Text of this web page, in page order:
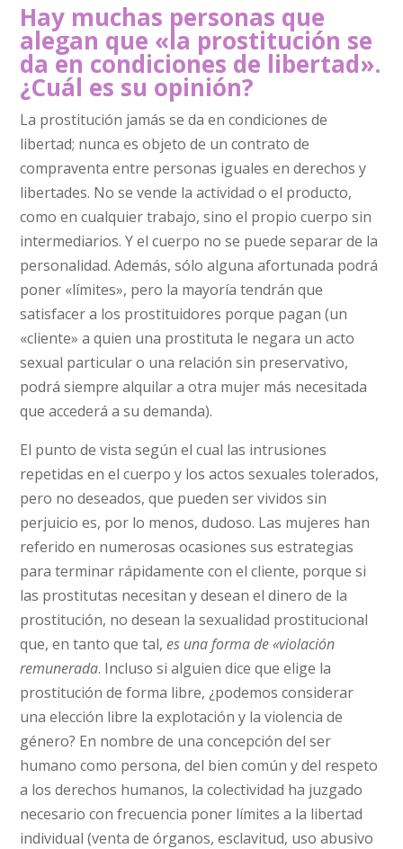
Hay muchas personas que
alegan que «la prostitución se
da en condiciones de libertad».
¿Cuál es su opinión?
La prostitución jamás se da en condiciones de
libertad; nunca es objeto de un contrato de
compraventa entre personas iguales en derechos y
libertades. No se vende la actividad o el producto,
como en cualquier trabajo, sino el propio cuerpo sin
intermediarios. Y el cuerpo no se puede separar de la
personalidad. Además, sólo alguna afortunada podrá
poner «límites», pero la mayoría tendrán que
satisfacer a los prostituidores porque pagan (un
«cliente» a quien una prostituta le negara un acto
sexual particular o una relación sin preservativo,
podrá siempre alquilar a otra mujer más necesitada
que accederá a su demanda).
El punto de vista según el cual las intrusiones
repetidas en el cuerpo y los actos sexuales tolerados,
pero no deseados, que pueden ser vividos sin
perjuicio es, por lo menos, dudoso. Las mujeres han
referido en numerosas ocasiones sus estrategias
para terminar rápidamente con el cliente, porque si
las prostitutas necesitan y desean el dinero de la
prostitución, no desean la sexualidad prostitucional
que, en tanto que tal,es una forma de «violación
remunerada. Incluso si alguien dice que elige la
prostitución de forma libre, ¿podemos considerar
una elección libre la explotación y la violencia de
género? En nombre de una concepción del ser
humano como persona, del bien común y del respeto
a los derechos humanos, la colectividad ha juzgado
necesario con frecuencia poner límites a la libertad
individual (venta de órganos, esclavitud, uso abusivo